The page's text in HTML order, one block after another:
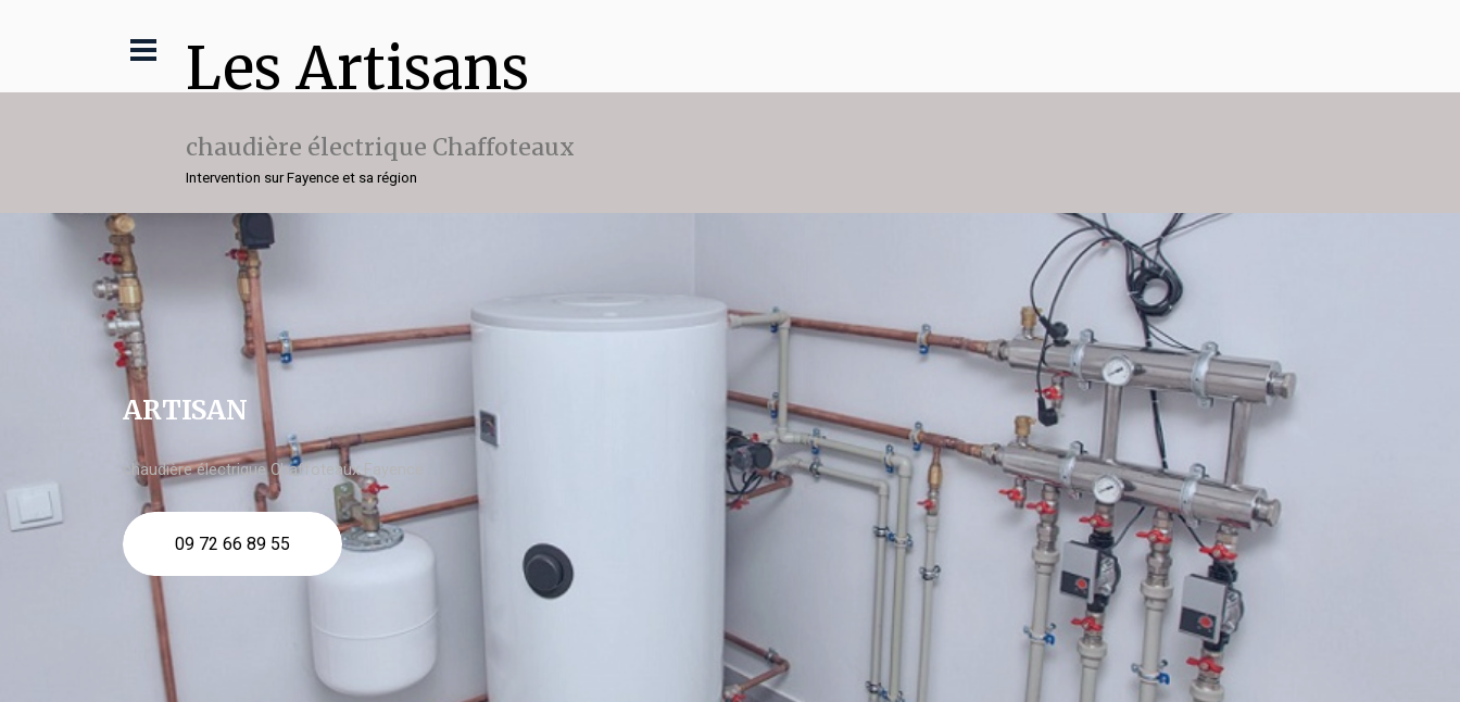
Les Artisans
chaudière électrique Chaffoteaux
Intervention sur Fayence et sa région
ARTISAN
chaudière électrique Chaffoteaux Fayence
09 72 66 89 55